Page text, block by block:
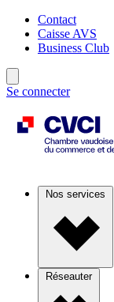
Contact
Caisse AVS
Business Club
Se connecter
Nos services
Réseauter